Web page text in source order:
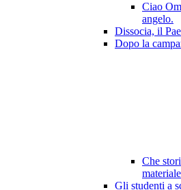
Ciao
angelo.
Dissocia, il
Dopo la
Che
materiale
Gli studenti a